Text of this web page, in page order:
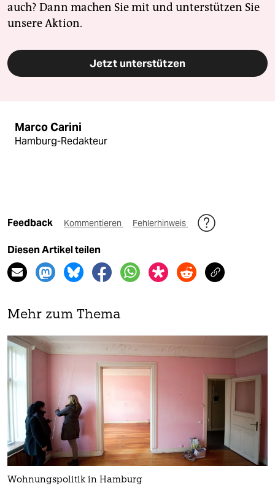
auch? Dann machen Sie mit und unterstützen Sie
unsere Aktion.
Jetzt unterstützen
Marco Carini
Hamburg-Redakteur
Feedback Kommentieren Fehlerhinweis
Diesen Artikel teilen
Mehr zum Thema
Wohnungspolitik in Hamburg